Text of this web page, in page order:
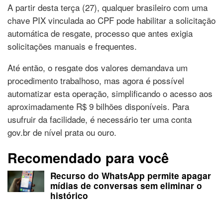
A partir desta terça (27), qualquer brasileiro com uma
chave PIX vinculada ao CPF pode habilitar a solicitação
automática de resgate, processo que antes exigia
solicitações manuais e frequentes.
Até então, o resgate dos valores demandava um
procedimento trabalhoso, mas agora é possível
automatizar esta operação, simplificando o acesso aos
aproximadamente R$ 9 bilhões disponíveis. Para
usufruir da facilidade, é necessário ter uma conta
gov.br de nível prata ou ouro.
Recomendado para você
Recurso do WhatsApp permite apagar
mídias de conversas sem eliminar o
histórico